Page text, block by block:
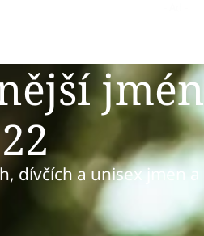
dívčích a unisex jmen